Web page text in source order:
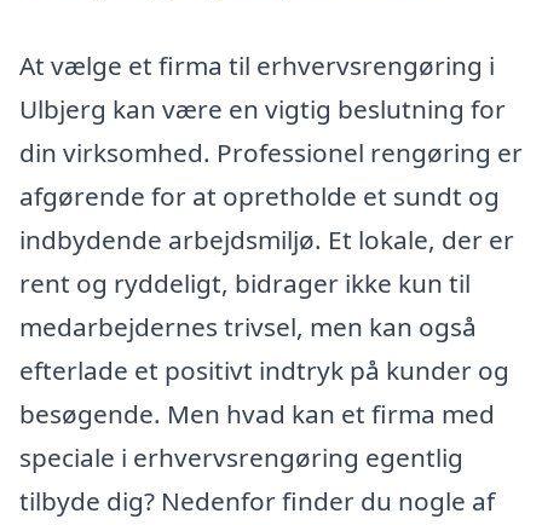
At vælge et firma til erhvervsrengøring i
Ulbjerg kan være en vigtig beslutning for
din virksomhed. Professionel rengøring er
afgørende for at opretholde et sundt og
indbydende arbejdsmiljø. Et lokale, der er
rent og ryddeligt, bidrager ikke kun til
medarbejdernes trivsel, men kan også
efterlade et positivt indtryk på kunder og
besøgende. Men hvad kan et firma med
speciale i erhvervsrengøring egentlig
tilbyde dig? Nedenfor finder du nogle af